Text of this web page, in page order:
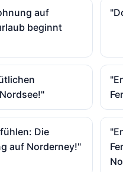
auf
beginnt
Die
auf Norderney!"